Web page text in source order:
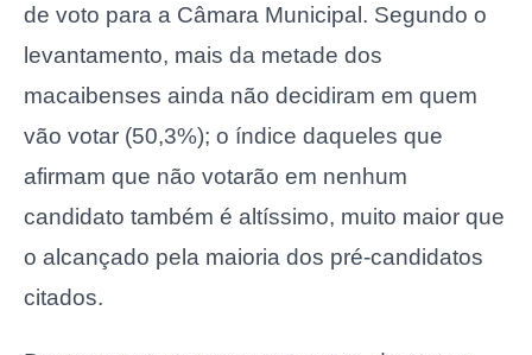
de voto para a Câmara Municipal. Segundo o
levantamento, mais da metade dos
macaibenses ainda não decidiram em quem
vão votar (50,3%); o índice daqueles que
afirmam que não votarão em nenhum
candidato também é altíssimo, muito maior que
o alcançado pela maioria dos pré-candidatos
citados.